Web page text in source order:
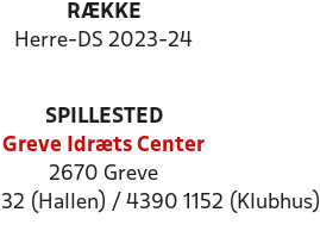
RÆKKE
Herre-DS 2023-24
SPILLESTED
Greve Idræts Center
2670 Greve
(Hallen) / 4390 1152 (Klubhus)